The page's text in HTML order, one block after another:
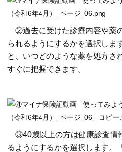
問
組
合
案
内
②過去に受けた診療内容や薬
られるようにするかを選択しま
と、いつどのような薬を処方さ
すぐに把握できます。
③40歳以上の方は健康診査情
るようにするかを選択します。